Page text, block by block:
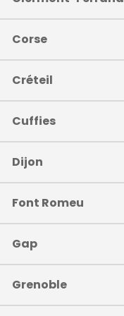
Corse
Créteil
Cuffies
Dijon
Font Romeu
Gap
Grenoble